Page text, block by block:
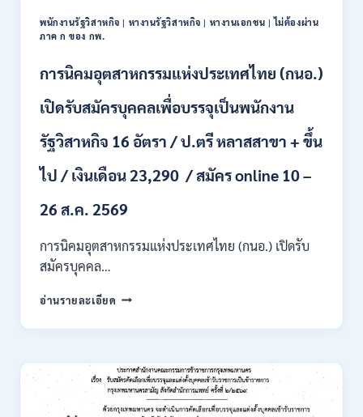
พนักงานรัฐวิสาหกิจ | หางานรัฐวิสาหกิจ | หางานเอกชน |ไม่ต้องผ่าน
ภาค ก ของ กพ.
การนิคมอุตสาหกรรมแห่งประเทศไทย (กนอ.)
เปิดรับสมัครบุคคลเพื่อบรรจุเป็นพนักงาน
รัฐวิสาหกิจ 16 อัตรา / ป.ตรี หลาสสาขา + ขึ้น
ไป / เงินเดือน 23,290 / สมัคร online 10 –
26 ส.ค. 2569
การนิคมอุตสาหกรรมแห่งประเทศไทย (กนอ.) เปิดรับ
สมัครบุคคล…
อ่านรายละเอียด การ
อุตสาหกรรม
ประเทศไทย
(กนอ.)
เปิด
รับ